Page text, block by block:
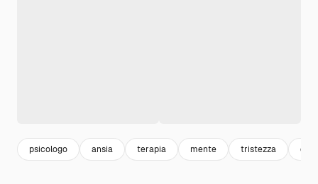
psicologo ansia terapia mente tristezza